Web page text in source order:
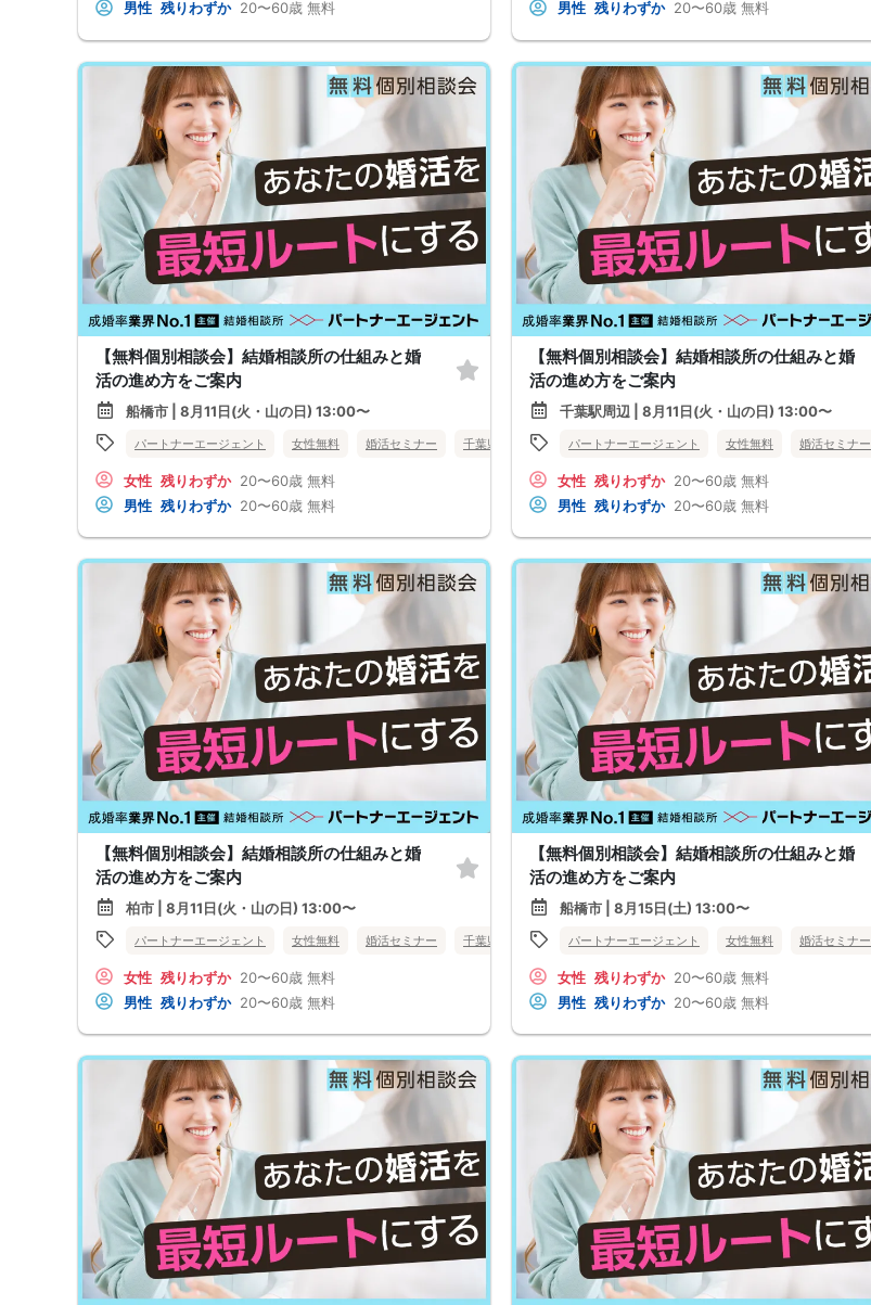
男性 残りわずか 20〜60歳 無料
男性 残りわずか 20〜60歳 無料
【無料個別相談会】結婚相談所の仕組みと婚
活の進め方をご案内
船橋市 | 8月11日(火・山の日) 13:00〜
パートナーエージェント 女性無料 婚活セミナー 千葉県 船橋市
女性 残りわずか 20〜60歳 無料
男性 残りわずか 20〜60歳 無料
【無料個別相談会】結婚相談所の仕組みと婚
活の進め方をご案内
千葉駅周辺 | 8月11日(火・山の日) 13:00〜
パートナーエージェント 女性無料 婚活セミナー
女性 残りわずか 20〜60歳 無料
男性 残りわずか 20〜60歳 無料
【無料個別相談会】結婚相談所の仕組みと婚
活の進め方をご案内
柏市 | 8月11日(火・山の日) 13:00〜
パートナーエージェント 女性無料 婚活セミナー 千葉県 柏市
女性 残りわずか 20〜60歳 無料
男性 残りわずか 20〜60歳 無料
【無料個別相談会】結婚相談所の仕組みと婚
活の進め方をご案内
船橋市 | 8月15日(土) 13:00〜
パートナーエージェント 女性無料 婚活セミナー
女性 残りわずか 20〜60歳 無料
男性 残りわずか 20〜60歳 無料